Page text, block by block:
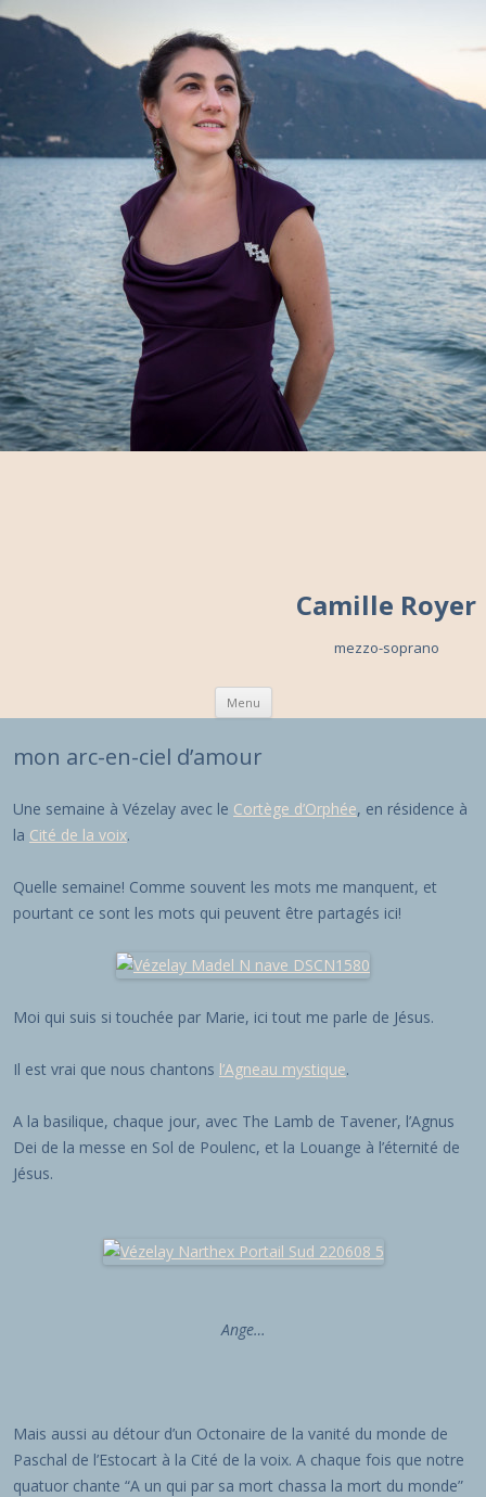
Camille Royer
mezzo-soprano
Menu Skip to content
mon arc-en-ciel d’amour
Une semaine à Vézelay avec le Cortège d’Orphée, en résidence à
la Cité de la voix.
Quelle semaine! Comme souvent les mots me manquent, et
pourtant ce sont les mots qui peuvent être partagés ici!
Moi qui suis si touchée par Marie, ici tout me parle de Jésus.
Il est vrai que nous chantons l’Agneau mystique.
A la basilique, chaque jour, avec The Lamb de Tavener, l’Agnus
Dei de la messe en Sol de Poulenc, et la Louange à l’éternité de
Jésus.
Ange…
Mais aussi au détour d’un Octonaire de la vanité du monde de
Paschal de l’Estocart à la Cité de la voix. A chaque fois que notre
quatuor chante “A un qui par sa mort chassa la mort du monde”